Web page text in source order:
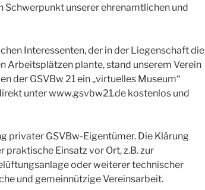
unserer ehrenamtlichen und
Interessenten, der in der Liegenschaft die
Arbeitsplätzen plante, stand unserem Verein
der GSVBw 21 ein „virtuelles Museum“
unter www.gsvbw21.de kostenlos und
privater GSVBw-Eigentümer. Die Klärung
Einsatz vor Ort, z.B. zur
oder weiterer technischer
und gemeinnützige Vereinsarbeit.